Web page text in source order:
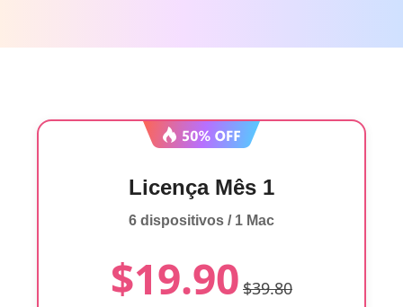
Licença Mês 1
6 dispositivos / 1 Mac
$19.90 $39.80